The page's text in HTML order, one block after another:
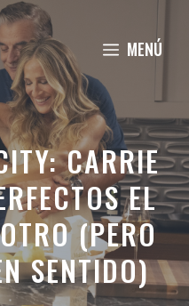
MENÚ
CARRIE
EL
(PERO
SENTIDO)